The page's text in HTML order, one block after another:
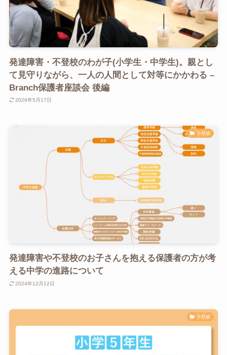
発達障害・不登校のわが子(小学生・中学生)。親とし
て見守りながら、一人の人間として対等にかかわる –
Branch保護者座談会 後編
2026年5月17日
不登校
発達障害や不登校のお子さんを抱える保護者の方が考
える中学の進路について
2024年12月12日
不登校